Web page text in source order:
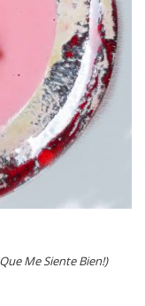
Me Siente Bien!)